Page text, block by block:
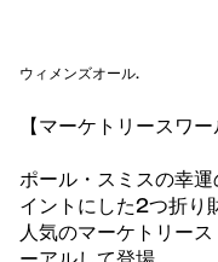
ウィメンズオール.
【マーケトリースワー
ポール・スミスの幸
イントにした2つ折り
人気のマーケトリー